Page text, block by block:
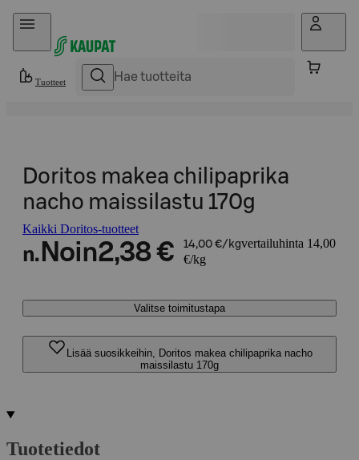
Hyppää sisältöön
Tuotteet
Doritos makea chilipaprika
nacho maissilastu 170g
Kaikki Doritos-tuotteet
n. Noin2,38 € 14,00 €/kgvertailuhinta 14,00
€/kg
Valitse toimitustapa
Lisää suosikkeihin, Doritos makea chilipaprika nacho
maissilastu 170g
Tuotetiedot